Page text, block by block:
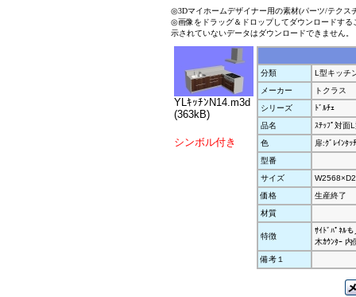
◎3Dマイホームデザイナー用の素材(パーツ/テクス
◎画像をドラッグ＆ドロップしてダウンロードす
示されていないデータはダウンロードできません。
YLｷｯﾁﾝN14.m3d
(363kB)
シンボル付き
分類
L型キッチ
メーカー
トクラス
シリーズ
ﾄﾞﾙﾁｪ
品名
ｽﾃｯﾌﾟ対面
色
扉:ｸﾞﾚｲﾝﾀｯ
型番
サイズ
価格
生産終了
材質
特徴
ｻｲﾄﾞﾊﾟﾈﾙ
木ｶｳﾝﾀｰ 内
備考１